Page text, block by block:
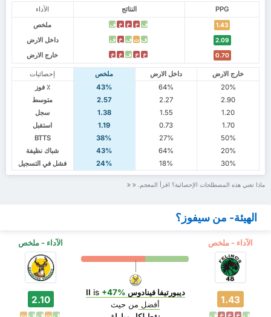
الآداء النتائج
PPG
ملخص
ف خ خ خ ف 1.43
داخل الارض ف ت ف خ ف 2.09
خارج الارض خ خ ف خ خ 0.70
إحصائيات ملخص داخل الارض
خارج الارض
٪ فوز
43% 64%
20%
متوسط
2.57 2.27
2.90
سجل
1.38 1.55
1.20
استقبل
1.19 0.73
1.70
BTTS
38% 27%
50%
شباك نظيفة
43% 64%
20%
فشل في التسجيل
24% 18% 30%
ماذا تعني هذه المصطلحات الإحصائية؟ اقرأ المعجم.
الهيئة- من سيفوز؟
الآداء - ملخص الآداء - ملخص
2.10
ف ت ف ف ت
ديبورتيفا فينادوس II is +47%
أفضل من حيث
1.43
ف خ خ خ ف